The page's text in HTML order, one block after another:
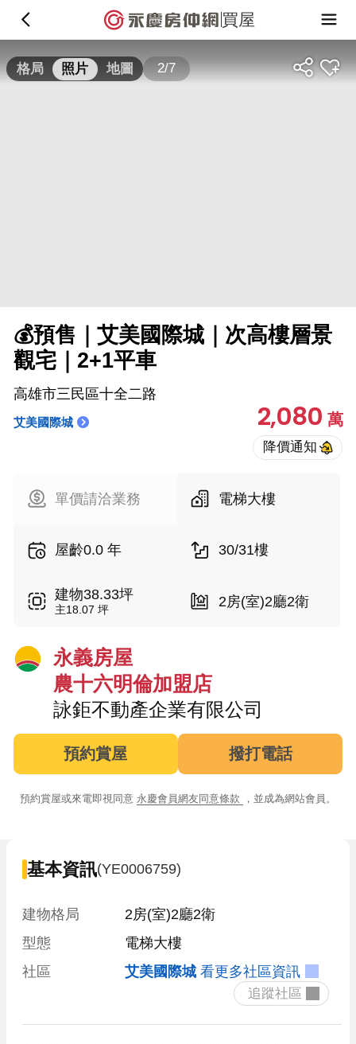
買屋
格局 照片 地圖 2/7
💰預售｜艾美國際城｜次高樓層景
觀宅｜2+1平車
高雄市三民區十全二路
艾美國際城 2,080萬
單價請洽業務 電梯大樓
屋齡0.0 年 30/31樓
建物38.33坪
主18.07 坪 2房(室)2廳2衛
永義房屋
農十六明倫加盟店
詠鉅不動產企業有限公司
預約賞屋 撥打電話
預約賞屋或來電即視同意 永慶會員網友同意條款 ，並成為網站會員。
基本資訊(YE0006759)
建物格局
2房(室)2廳2衛
型態
電梯大樓
社區
艾美國際城 看更多社區資訊